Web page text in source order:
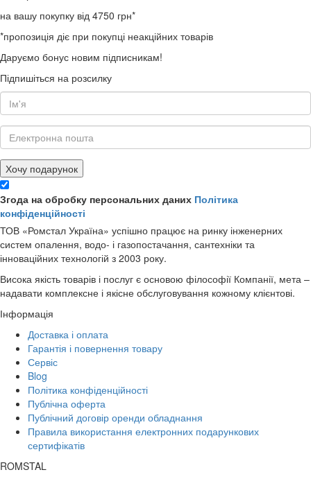
на вашу покупку від 4750 грн*
*пропозиція діє при покупці неакційних товарів
Даруємо бонус новим підписникам!
Підпишіться на розсилку
Хочу подарунок
Згода на обробку персональних даних Політика
конфіденційності
ТОВ «Ромстал Україна» успішно працює на ринку інженерних
систем опалення, водо- і газопостачання, сантехніки та
інноваційних технологій з 2003 року.
Висока якість товарів і послуг є основою філософії Компанії, мета –
надавати комплексне і якісне обслуговування кожному клієнтові.
Інформація
Доставка і оплата
Гарантія і повернення товару
Сервіс
Blog
Політика конфіденційності
Публічна оферта
Публічний договір оренди обладнання
Правила використання електронних подарункових
сертифікатів
ROMSTAL